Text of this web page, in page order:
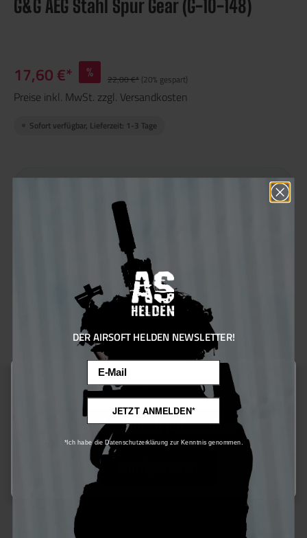
G&G AEG Stahl Spur Gear (G-10-148)
17,60 €* % 22,00 €* (20% gespart)
Preise inkl. MwSt. zzgl. Versandkosten
Sofort verfügbar, Lieferzeit: 1-3 Tage
In den Warenkorb
Produktnummer:110064
G&G
Sie erhalten 18 Bonus Punkte für diese Bestellung
Beschreibung
Produktinformationen "G&G AEG Stahl
Spur Gear (G-10-148) "
Ersatz-Stahl Spur Gear.
Passend für V2 und V3 Gearboxen.
Diese Website verwendet Cookies, um eine bestmögliche Erfahrung
bieten zu können.Mehr Informationen ...
Nur technisch notwendige
DER AIRSOFT HELDEN NEWSLETTER!
JETZT ANMELDEN*
*Ich habe die Datenschutzerklärung zur Kenntnis genommen.